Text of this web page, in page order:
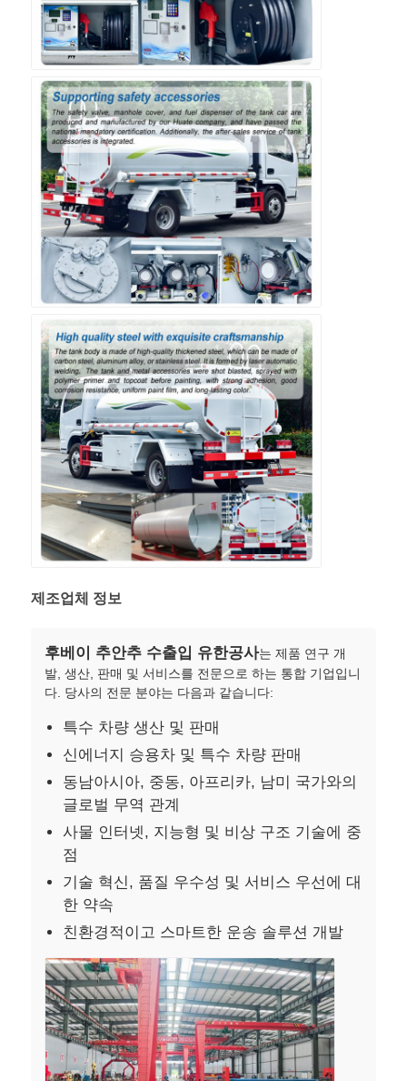
제조업체 정보
후베이 추안추 수출입 유한공사는 제품 연구 개
발, 생산, 판매 및 서비스를 전문으로 하는 통합 기업입니
다. 당사의 전문 분야는 다음과 같습니다:
특수 차량 생산 및 판매
신에너지 승용차 및 특수 차량 판매
동남아시아, 중동, 아프리카, 남미 국가와의
글로벌 무역 관계
사물 인터넷, 지능형 및 비상 구조 기술에 중
점
기술 혁신, 품질 우수성 및 서비스 우선에 대
한 약속
친환경적이고 스마트한 운송 솔루션 개발